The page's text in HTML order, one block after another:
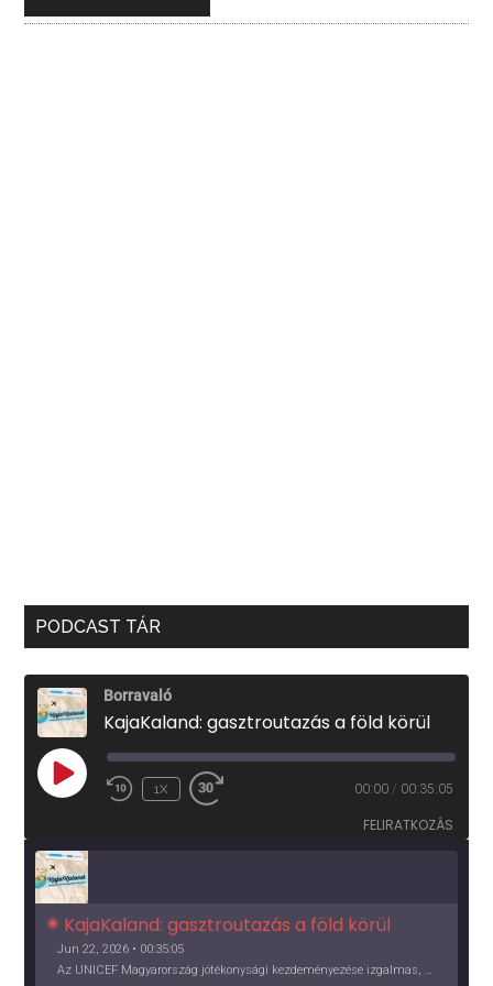
PODCAST TÁR
Borravaló
KajaKaland: gasztroutazás a föld körül
PLAY
EPISODE
1X 00:00 / 00:35:05
FELIRATKOZÁS
KajaKaland: gasztroutazás a föld körül
Jun 22, 2026 • 00:35:05
Az UNICEF Magyarország jótékonysági kezdeményezése izgalmas, egész éves világkörüli ízutazásra hív, igazi családi program és gasztroedukáció, illetve segítség a rászorulóknak is egyben.